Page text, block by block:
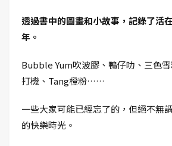
透過書中的圖畫和小故事，記錄了活
年。
Bubble Yum吹波膠、鴨仔叻、三色
打機、Tang橙粉……
一些大家可能已經忘了的，但絕不無
的快樂時光。